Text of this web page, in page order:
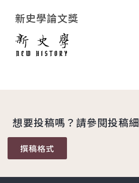
新史學論文獎
想要投稿嗎？請參閱投稿
撰稿格式